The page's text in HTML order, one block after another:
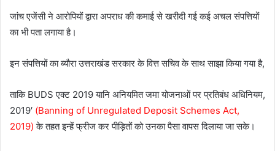
जांच एजेंसी ने आरोपियों द्वारा अपराध की कमाई से खरीदी गई कई अचल संपत्तियों
का भी पता लगाया है।
इन संपत्तियों का ब्यौरा उत्तराखंड सरकार के वित्त सचिव के साथ साझा किया गया है,
ताकि BUDS एक्ट 2019 यानि अनियमित जमा योजनाओं पर प्रतिबंध अधिनियम,
2019′ (Banning of Unregulated Deposit Schemes Act,
2019) के तहत इन्हें फ्रीज कर पीड़ितों को उनका पैसा वापस दिलाया जा सके।